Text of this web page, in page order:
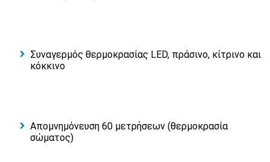
Συναγερμός θερμοκρασίας LED, πράσινο, κίτρινο και
κόκκινο
Απομνημόνευση 60 μετρήσεων (θερμοκρασία
σώματος)